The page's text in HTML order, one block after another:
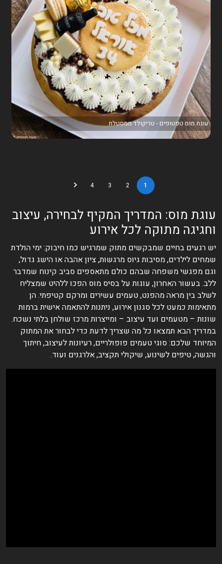
עוגת מוס טפטופים - טריקולד ממסטלת
1
2
3
4
עוגת מוס: המדריך המקיף לבחירה, עיצוב
וחגיגה מתוקה לכל אירוע
יש רגעים בחיים שמבקשים מתוק שמרגיש כמו חיבוק: ימי הולדת
שמחים לילדים, מסיבות גיוס מרגשות, ציון אהבה או הישג גדול,
וגם מפגשי משפחה שבהם כולם מתאספים סביב קינוח שמדבר
ללב. בעשור האחרון, עוגות על בסיס מוס הפכו ללהיט שמצליח
לשלב בין מראה מהפנט, טעמים עשירים ומרקם קטיפתי. הן
מתאימות כמעט לכל סגנון אירוע, ניתנות להתאמה אישית ברמות
שונות – מטעמים ועד עיצוב – ומייצרות מרכז שולחן בלתי נשכח.
במדריך הבא תמצאו כל מה שצריך לדעת כדי לבחור את המתוק
המיוחד שלכם: סוגי טעמים פופולריים, רעיונות לעיצוב, חיתוך
והגשה, טיפים לשינוע, שיקולי תקציב, אלרגנים ועוד.